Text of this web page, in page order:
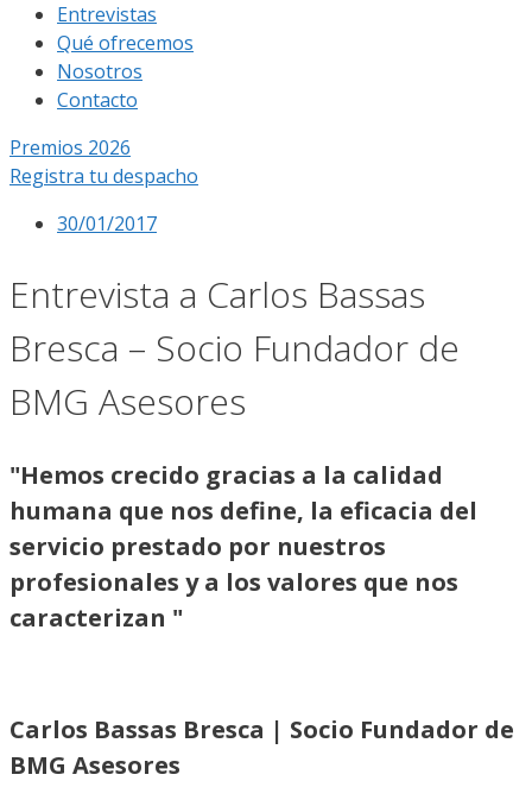
Entrevistas
Qué ofrecemos
Nosotros
Contacto
Premios 2026
Registra tu despacho
30/01/2017
Entrevista a Carlos Bassas
Bresca – Socio Fundador de
BMG Asesores
"Hemos crecido gracias a la calidad
humana que nos define, la eficacia del
servicio prestado por nuestros
profesionales y a los valores que nos
caracterizan "
Carlos Bassas Bresca | Socio Fundador de
BMG Asesores